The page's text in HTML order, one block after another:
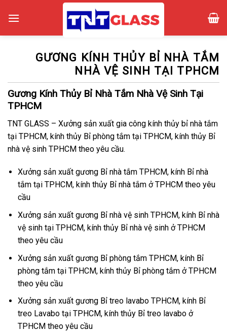
GƯƠNG KÍNH THỦY BỈ NHÀ TẮM
NHÀ VỆ SINH TẠI TPHCM
Gương Kính Thủy Bỉ Nhà Tắm Nhà Vệ Sinh Tại
TPHCM
TNT GLASS – Xưởng sản xuất gia công kính thủy bỉ nhà tắm
tại TPHCM, kính thủy Bỉ phòng tắm tại TPHCM, kính thủy Bỉ
nhà vệ sinh TPHCM theo yêu cầu.
Xưởng sản xuất gương Bỉ nhà tắm TPHCM, kính Bỉ nhà
tắm tại TPHCM, kính thủy Bỉ nhà tắm ở TPHCM theo yêu
cầu
Xưởng sản xuất gương Bỉ nhà vệ sinh TPHCM, kính Bỉ nhà
vệ sinh tại TPHCM, kính thủy Bỉ nhà vệ sinh ở TPHCM
theo yêu cầu
Xưởng sản xuất gương Bỉ phòng tắm TPHCM, kính Bỉ
phòng tắm tại TPHCM, kính thủy Bỉ phòng tắm ở TPHCM
theo yêu cầu
Xưởng sản xuất gương Bỉ treo lavabo TPHCM, kính Bỉ
treo Lavabo tại TPHCM, kính thủy Bỉ treo lavabo ở
TPHCM theo yêu cầu